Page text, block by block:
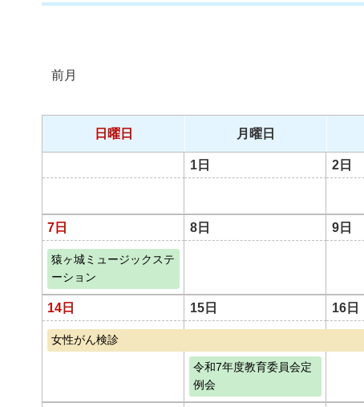
前月
日曜日 月曜日
1日 2日
7日 8日 9日
猿ヶ城ミュージックステ
ーション
14日 15日 16日
女性がん検診
令和7年度教育委員会定
例会